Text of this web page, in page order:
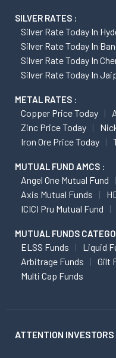
SILVER RATES :
Silver Rate Today In
Silver Rate Today In
Silver Rate Today In
Silver Rate Today In
METAL RATES :
Copper Price Today
Zinc Price Today
Iron Ore Price Today
MUTUAL FUND AMCS :
Angel One Mutual Fund
Axis Mutual Funds
ICICI Pru Mutual Fund
MUTUAL FUNDS
ELSS Funds Liquid
Arbitrage Funds
Gilt
Multi Cap Funds
ATTENTION INVESTORS